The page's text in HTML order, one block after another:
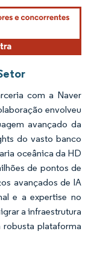
conforme CC BY 4.0.
com a Naver
envolveu
avançado da
do vasto banco
oceânica da HD
de pontos de
avançados de IA
e a expertise no
a infraestrutura
plataforma